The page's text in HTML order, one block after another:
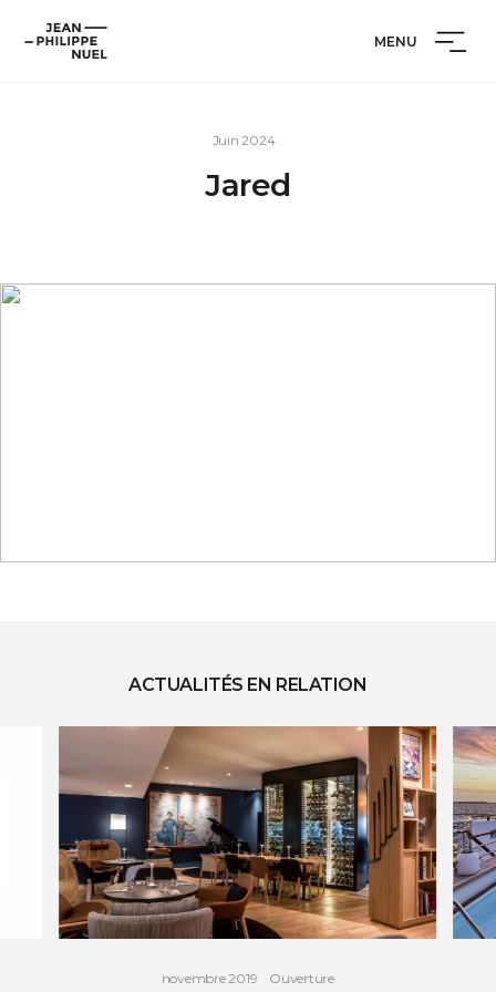
contenu
Jean-
Philippe
MENU
Juin 2024
Jared
ACTUALITÉS EN RELATION
novembre 2019 Ouverture